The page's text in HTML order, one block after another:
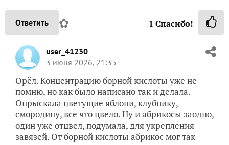
Ответить ✿ 1 Спасибо!
user_41230
3 июня 2026, 21:35
Орёл. Концентрацию борной кислоты уже не
помню, но как было написано так и делала.
Опрыскала цветущие яблони, клубнику,
смородину, все что цвело. Ну и абрикосы заодно,
один уже отцвел, подумала, для укрепления
завязей. От борной кислоты абрикос мог так